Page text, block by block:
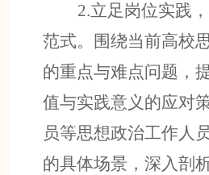
2.立足岗位实践
范式。
围绕当前高校
的重点与难点问题，
值与实践意义 的应对
员等思想政治工作人
的具体场景，深入剖